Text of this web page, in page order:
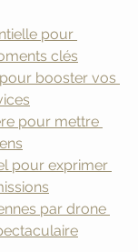
pour
clés
booster vos
pour mettre
pour exprimer
par drone